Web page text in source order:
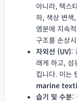
아니라, 텍스
하, 색상 변색
염분에 지속
구조를 손상
자외선 (UV):
래게 하고, 섬
킵니다. 이는
marine
습기 및 수분: